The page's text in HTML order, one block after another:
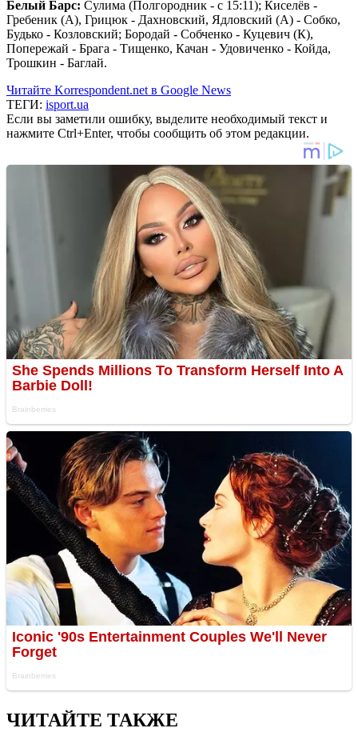
Белый Барс: Сулима (Полгородник - с 15:11); Киселёв -
Гребеник (А), Грицюк - Дахновский, Ядловский (А) - Собко,
Будько - Козловский; Бородай - Собченко - Куцевич (К),
Попережай - Брага - Тищенко, Качан - Удовиченко - Койда,
Трошкин - Баглай.
Читайте Korrespondent.net в Google News
ТЕГИ: isport.ua
Если вы заметили ошибку, выделите необходимый текст и
нажмите Ctrl+Enter, чтобы сообщить об этом редакции.
ЧИТАЙТЕ ТАКЖЕ